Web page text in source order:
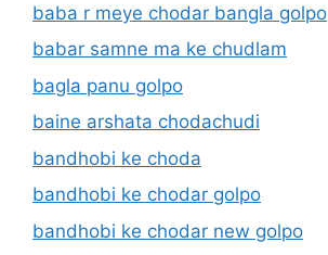
baba r meye chodar bangla golpo
babar samne ma ke chudlam
bagla panu golpo
baine arshata chodachudi
bandhobi ke choda
bandhobi ke chodar golpo
bandhobi ke chodar new golpo